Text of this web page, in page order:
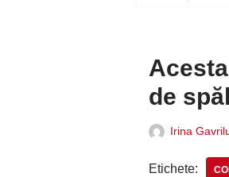
de
Irina
Etichete: